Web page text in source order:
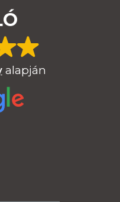
alapján